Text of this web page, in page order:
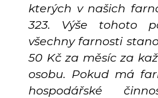
kterých v našich
323. Výše tohoto
všechny farnosti
50 Kč za měsíc za
osobu. Pokud má
hospodářské